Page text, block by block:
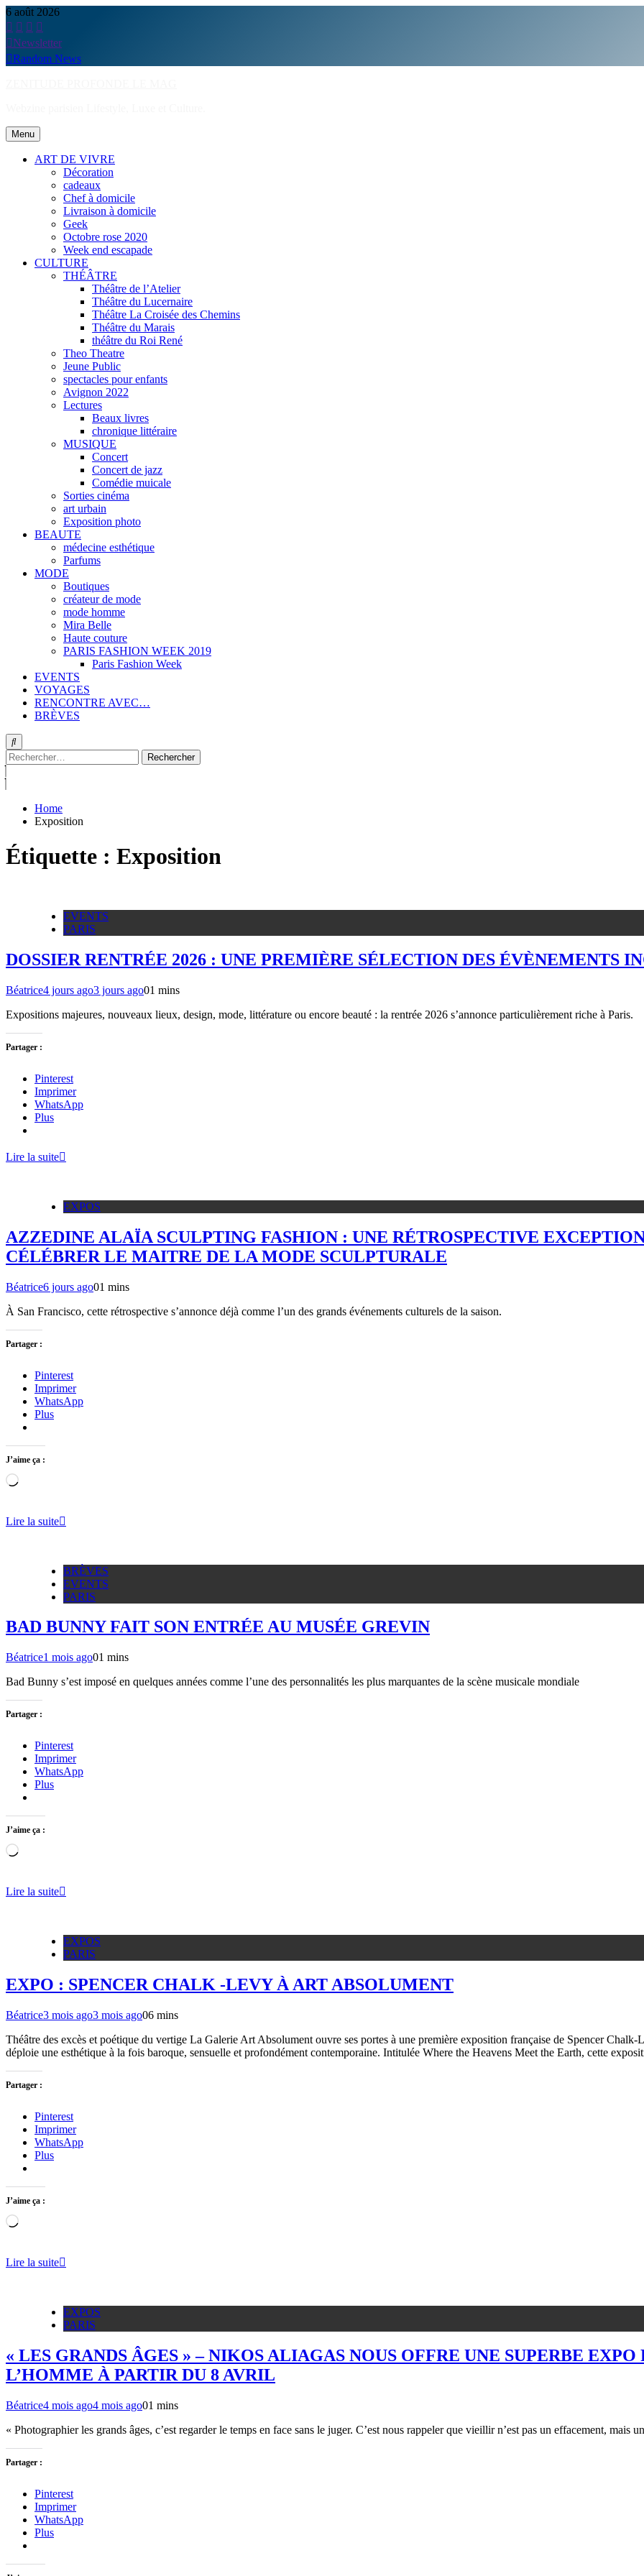
Skip
to
content
6 août 2026
Newsletter
Random News
Menu
ART DE VIVRE
Décoration
cadeaux
Chef à domicile
Livraison à domicile
Geek
Octobre rose 2020
Week end escapade
CULTURE
THÉÂTRE
Théâtre de l’Atelier
Théâtre du Lucernaire
Théâtre La Croisée des Chemins
Théâtre du Marais
théâtre du Roi René
Theo Theatre
Jeune Public
spectacles pour enfants
Avignon 2022
Lectures
Beaux livres
chronique littéraire
MUSIQUE
Concert
Concert de jazz
Comédie muicale
Sorties cinéma
art urbain
Exposition photo
BEAUTE
médecine esthétique
Parfums
MODE
Boutiques
créateur de mode
mode homme
Mira Belle
Haute couture
PARIS FASHION WEEK 2019
Paris Fashion Week
EVENTS
VOYAGES
RENCONTRE AVEC…
BRÈVES
Rechercher :
Home
Exposition
Étiquette : Exposition
EVENTS
PARIS
DOSSIER RENTRÉE 2026 : UNE PREMIÈRE SÉLECTION DES ÉVÈNEMENTS
Béatrice4 jours ago3 jours ago01 mins
Expositions majeures, nouveaux lieux, design, mode, littérature ou encore beauté : la rentrée 2026 s’annonce particulièrement riche à Paris.
Partager :
Pinterest
Imprimer
WhatsApp
Plus
Lire la suite
EXPOS
AZZEDINE ALAÏA SCULPTING FASHION : UNE RÉTROSPECTIVE
CÉLÉBRER LE MAITRE DE LA MODE SCULPTURALE
Béatrice6 jours ago01 mins
À San Francisco, cette rétrospective s’annonce déjà comme l’un des grands événements culturels de la saison.
Partager :
Pinterest
Imprimer
WhatsApp
Plus
J’aime ça :
Chargement…
Lire la suite
BRÈVES
EVENTS
PARIS
BAD BUNNY FAIT SON ENTRÉE AU MUSÉE GREVIN
Béatrice1 mois ago01 mins
Bad Bunny s’est imposé en quelques années comme l’une des personnalités les plus marquantes de la scène musicale mondiale
Partager :
Pinterest
Imprimer
WhatsApp
Plus
J’aime ça :
Chargement…
Lire la suite
EXPOS
PARIS
EXPO : SPENCER CHALK -LEVY À ART ABSOLUMENT
Béatrice3 mois ago3 mois ago06 mins
Théâtre des excès et poétique du vertige La Galerie Art Absolument ouvre ses portes à une première exposition française de Spencer
déploie une esthétique à la fois baroque, sensuelle et profondément contemporaine. Intitulée Where the Heavens Meet the Earth, cette
Partager :
Pinterest
Imprimer
WhatsApp
Plus
J’aime ça :
Chargement…
Lire la suite
EXPOS
PARIS
« LES GRANDS ÂGES » – NIKOS ALIAGAS NOUS OFFRE UNE SUPERBE
L’HOMME À PARTIR DU 8 AVRIL
Béatrice4 mois ago4 mois ago01 mins
« Photographier les grands âges, c’est regarder le temps en face sans le juger. C’est nous rappeler que vieillir n’est pas un effacement, mais
Partager :
Pinterest
Imprimer
WhatsApp
Plus